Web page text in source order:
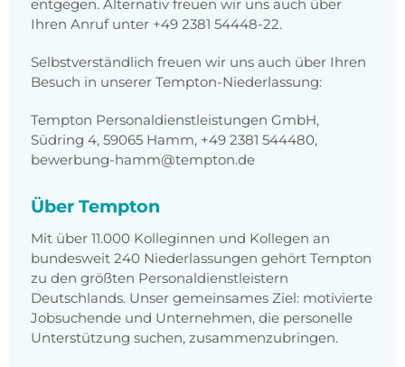
entgegen. Alternativ freuen wir uns auch über
Ihren Anruf unter +49 2381 54448-22.
Selbstverständlich freuen wir uns auch über Ihren
Besuch in unserer Tempton-Niederlassung:
Tempton Personaldienstleistungen GmbH,
Südring 4, 59065 Hamm, +49 2381 544480,
bewerbung-hamm@tempton.de
Über Tempton
Mit über 11.000 Kolleginnen und Kollegen an
bundesweit 240 Niederlassungen gehört Tempton
zu den größten Personaldienstleistern
Deutschlands. Unser gemeinsames Ziel: motivierte
Jobsuchende und Unternehmen, die personelle
Unterstützung suchen, zusammenzubringen.